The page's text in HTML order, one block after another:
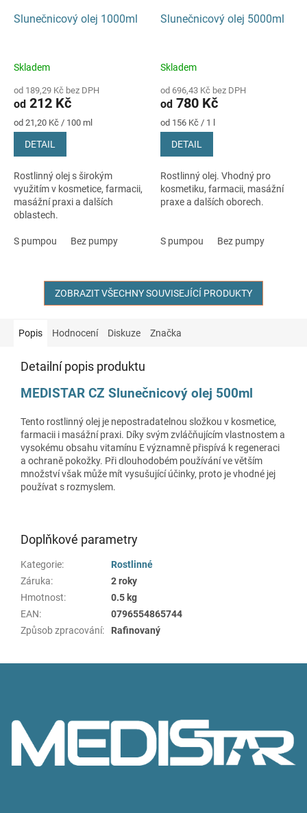
Slunečnicový olej 1000ml
Skladem
od 189,29 Kč bez DPH
od 212 Kč
Měrná
cena:
od 21,20 Kč / 100 ml
DETAIL
Rostlinný olej s širokým
využitím v kosmetice, farmacii,
masážní praxi a dalších
oblastech.
S pumpou Bez pumpy
Slunečnicový olej 5000ml
Skladem
od 696,43 Kč bez DPH
od 780 Kč
Měrná
cena:
od 156 Kč / 1 l
DETAIL
Rostlinný olej. Vhodný pro
kosmetiku, farmacii, masážní
praxe a dalších oborech.
S pumpou Bez pumpy
ZOBRAZIT VŠECHNY SOUVISEJÍCÍ PRODUKTY
Popis Hodnocení Diskuze Značka
Detailní popis produktu
MEDISTAR CZ Slunečnicový olej 500ml
Tento rostlinný olej je nepostradatelnou složkou v kosmetice,
farmacii i masážní praxi. Díky svým zvláčňujícím vlastnostem a
vysokému obsahu vitamínu E významně přispívá k regeneraci
a ochraně pokožky. Při dlouhodobém používání ve větším
množství však může mít vysušující účinky, proto je vhodné jej
používat s rozmyslem.
Doplňkové parametry
Kategorie:
Rostlinné
Záruka:
2 roky
Hmotnost:
0.5 kg
EAN:
0796554865744
Způsob zpracování: Rafinovaný